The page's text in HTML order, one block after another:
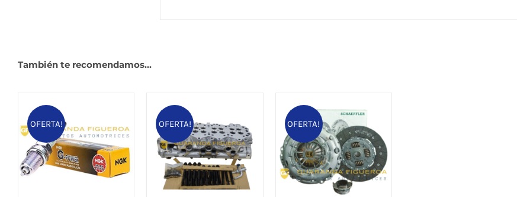
También te recomendamos…
OFERTA! OFERTA! OFERTA!